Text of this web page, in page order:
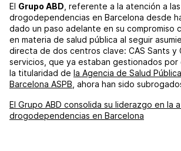
El Grupo ABD , referente a la atención a las
drogodependencias en Barcelona desde
dado un paso adelante en su compromiso
en materia de salud pública al seguir
directa de dos centros clave: CAS Sants y
servicios, que ya estaban gestionados por
la titularidad de la Agencia de Salud
Barcelona ASPB , ahora han sido
El Grupo ABD consolida su liderazgo en la
drogodependencias en Barcelona